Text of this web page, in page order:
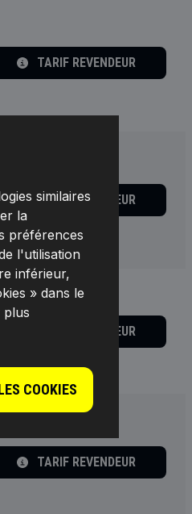
similaires
la
préférences
l'utilisation
inférieur,
» dans le
plus
COOKIES
TARIF REVENDEUR
TARIF REVENDEUR
TARIF REVENDEUR
TARIF REVENDEUR